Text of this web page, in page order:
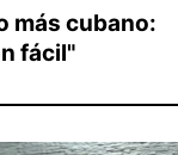
más cubano:
fácil"